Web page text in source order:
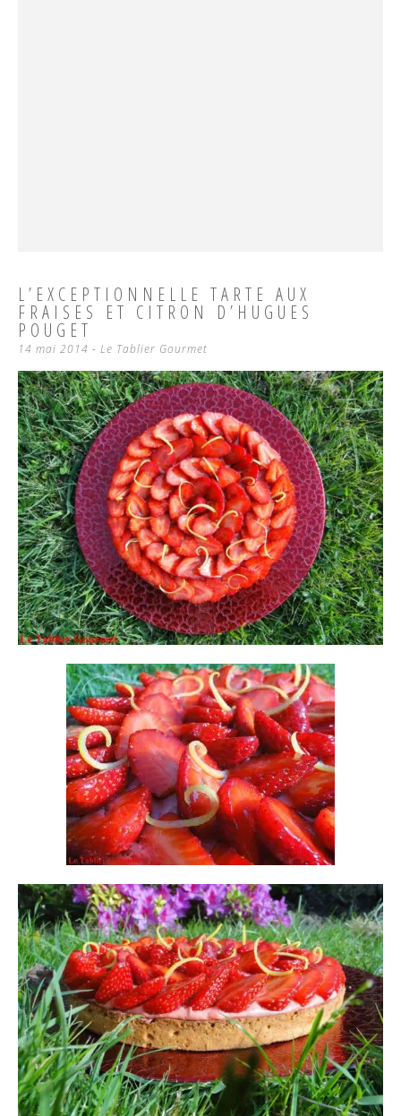
L’EXCEPTIONNELLE TARTE AUX
FRAISES ET CITRON D’HUGUES
POUGET
14 mai 2014 - Le Tablier Gourmet